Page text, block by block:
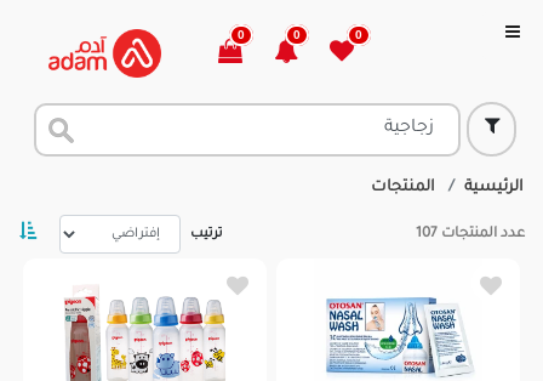
0
0
0
الرئيسية المنتجات
عدد المنتجات 107 ترتيب